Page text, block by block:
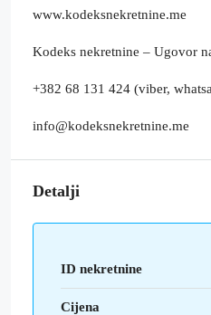
www.kodeksnekretnine.me
Kodeks nekretnine – Ugovor
+382 68 131 424 (viber,
info@kodeksnekretnine.me
Detalji
ID nekretnine
Cijena